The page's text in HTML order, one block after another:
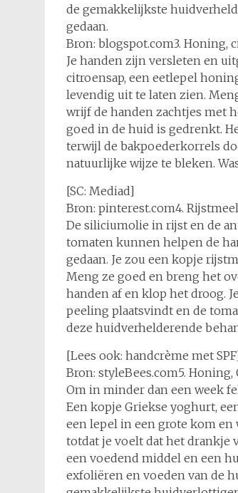
de gemakkelijkste
gedaan.
Bron: blogspot.com3. Honing,
Je handen zijn versleten en
citroensap, een eetlepel
levendig uit te laten zien.
wrijf de handen zachtjes met
goed in de huid is gedrenkt.
terwijl de bakpoederkorrels
natuurlijke wijze te bleken.
[SC: Mediad]
Bron: pinterest.com4.
De siliciumolie in rijst en de
tomaten kunnen helpen de
gedaan. Je zou een kopje
Meng ze goed en breng het
handen af en klop het droog.
peeling plaatsvindt en de
deze huidverhelderende
[Lees ook: handcrème met
Bron: styleBees.com5.
Om in minder dan een week
Een kopje Griekse yoghurt,
een lepel in een grote kom
totdat je voelt dat het drankje
een voedend middel en een
exfoliëren en voeden van de